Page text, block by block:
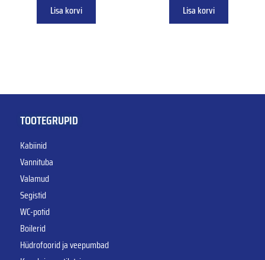
Lisa korvi Lisa korvi
TOOTEGRUPID
Kabiinid
Vannituba
Valamud
Segistid
WC-potid
Boilerid
Hüdrofoorid ja veepumbad